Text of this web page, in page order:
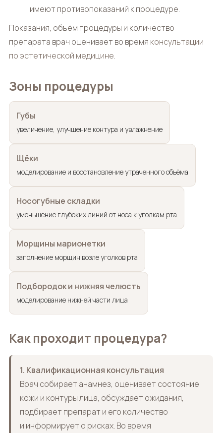
имеют противопоказаний к процедуре.
Показания, объём процедуры и количество
препарата врач оценивает во время консультации
по эстетической медицине.
Зоны процедуры
Губы
увеличение, улучшение контура и увлажнение
Щёки
моделирование и восстановление утраченного объёма
Носогубные складки
уменьшение глубоких линий от носа к уголкам рта
Морщины марионетки
заполнение морщин возле уголков рта
Подбородок и нижняя челюсть
моделирование нижней части лица
Как проходит процедура?
1. Квалификационная консультация
Врач собирает анамнез, оценивает состояние
кожи и контуры лица, обсуждает ожидания,
подбирает препарат и его количество
и информирует о рисках. Во время